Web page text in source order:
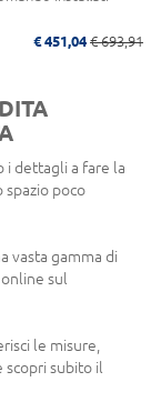
€ 451,04 € 693,91
i dettagli a fare la
poco
vasta gamma di
sul
le misure,
scopri subito il